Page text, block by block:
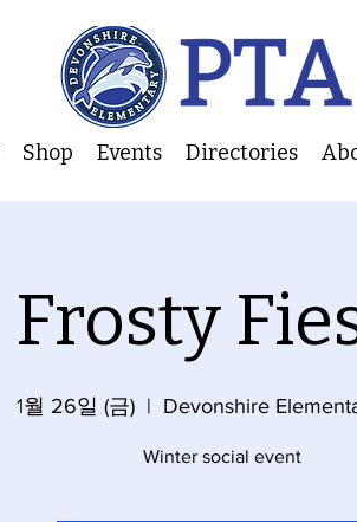
Shop Events Directories
Frosty
1월 26일 (금)
  |
Devonshire
Winter social event